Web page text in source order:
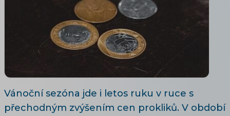
Vánoční sezóna jde i letos ruku v ruce s
přechodným zvýšením cen prokliků. V období